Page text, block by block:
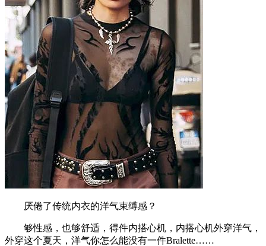
厌倦了传统内衣的洋气束缚感？
够性感，也够舒适，得件内搭心机，内搭心机外穿洋气，
外穿这个夏天，洋气你怎么能没有一件Bralette……